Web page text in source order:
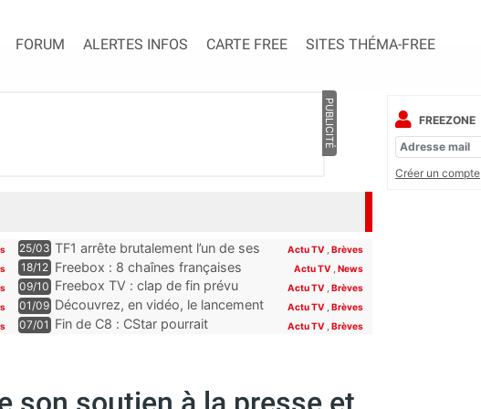
FORUM ALERTES INFOS CARTE FREE SITES THÉMA-FREE
PUBLICITÉ
25/03 TF1 arrête brutalement l’un de ses
programmes phares, les abonnés
Freebox, Livebox, Bbox et Box de
SFR découvriront son remplaçant
à la rentrée
Actu TV Brèves
18/12 Freebox : 8 chaînes françaises
seront offertes sur la Freebox dès
la fin du mois
Actu TV ,News
09/10 Freebox TV : clap de fin prévu
pour plusieurs chaînes Paramount
incluses pour les abonnés Free
Actu TV ,Brèves
01/09 Découvrez, en vidéo, le lancement
de Novo19, la nouvelle chaîne qui
Actu TV ,Brèves
07/01 Fin de C8 : CStar pourrait
Actu TV ,Brèves
FREEZONE
Créer un compte